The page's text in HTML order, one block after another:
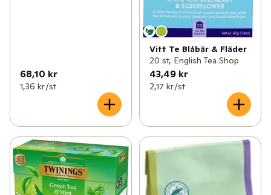
68,10 kr
1,36 kr /st
Vitt Te Blåbär & Fläder
20 st, English Tea Shop
43,49 kr
2,17 kr /st